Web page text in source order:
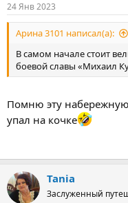
24 Янв 2023
Арина 3101 написал(а):
В самом начале стоит
боевой славы «Михаил
Помню эту
упал на кочке
Tania
Заслуженный